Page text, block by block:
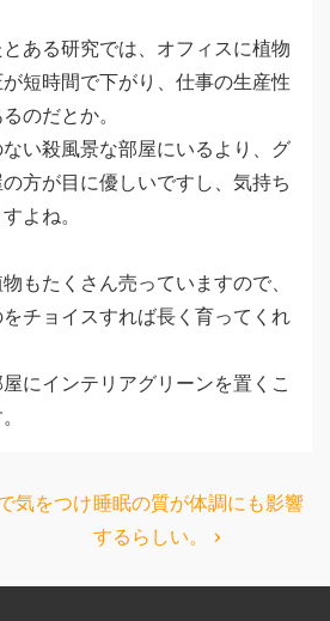
ある研究では、オフィスに植物
短時間で下がり、仕事の生産性
のだとか。
い殺風景な部屋にいるより、グ
方が目に優しいですし、気持ち
よね。
もたくさん売っていますので、
チョイスすれば長く育ってくれ
にインテリアグリーンを置くこ
気をつけ次
の
睡眠の質が体調にも影響
するらしい。 ›